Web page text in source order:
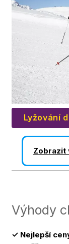
Lyžování
Zobrazit
Výhody
✓ Nejlepší